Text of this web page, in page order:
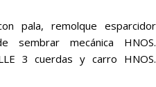
pala, remolque esparcidor
sembrar mecánica HNOS.
3 cuerdas y carro HNOS.